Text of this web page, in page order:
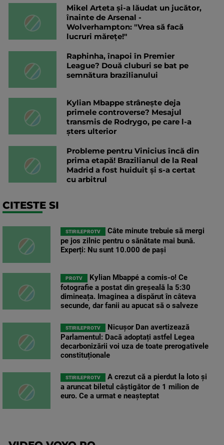
Mikel Arteta și-a lăudat un jucător,
înainte de Arsenal -
Wolverhampton: "Vrea să facă
lucruri mărețe!"
Raphinha, înapoi în Premier
League? Două cluburi se bat pe
semnătura brazilianului
Kylian Mbappe strânește deja
primele controverse? Mesajul
transmis de Rodrygo, pe care l-a
șters ulterior
Probleme pentru Vinicius încă din
prima etapă! Brazilianul de la Real
Madrid a fost huiduit și s-a certat
cu arbitrul
CITESTE SI
STIRILEPROTV
Câte minute trebuie să mergi
pe jos zilnic pentru o sănătate mai bună.
Experți: Nu sunt 10.000 de pași
PROTV
Kylian Mbappé a comis-o! Ce
fotografie a postat din greșeală la 5:30
dimineața. Imaginea a dispărut în câteva
secunde, dar fanii au apucat să o salveze
STIRILEPROTV
Nicușor Dan avertizează
Parlamentul: Dacă adoptați astfel Legea
decarbonizării voi uza de toate prerogativele
constituționale
STIRILEPROTV
A crezut că a pierdut la loto și
a aruncat biletul câștigător de 1 milion de
euro. Ce a urmat e neașteptat